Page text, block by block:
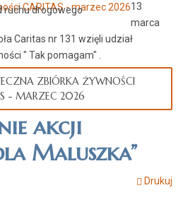
ruchu drogowego
13
marca
Caritas nr 131 wzięli udział
" Tak pomagam" .
ZBIÓRKA ŻYWNOŚCI
- MARZEC 2026
akcji
Maluszka”
Drukuj